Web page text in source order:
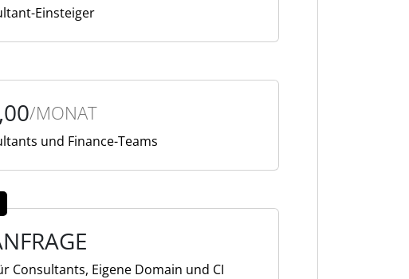
Einsteiger
/MONAT
und Finance-Teams
Consultants, Eigene Domain und CI